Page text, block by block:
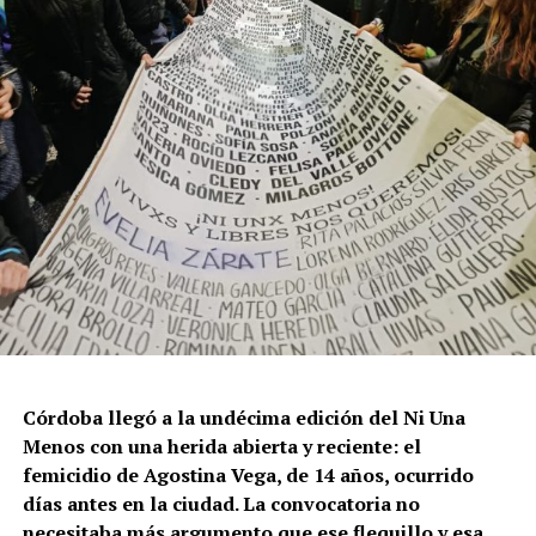
Córdoba llegó a la undécima edición del Ni Una
Menos con una herida abierta y reciente: el
femicidio de Agostina Vega, de 14 años, ocurrido
días antes en la ciudad. La convocatoria no